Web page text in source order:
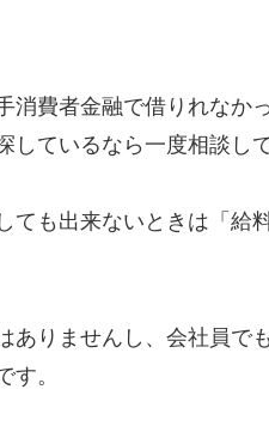
消費者金融で借りれなか
しているなら一度相談し
ても出来ないときは「給
ありませんし、会社員で
す。